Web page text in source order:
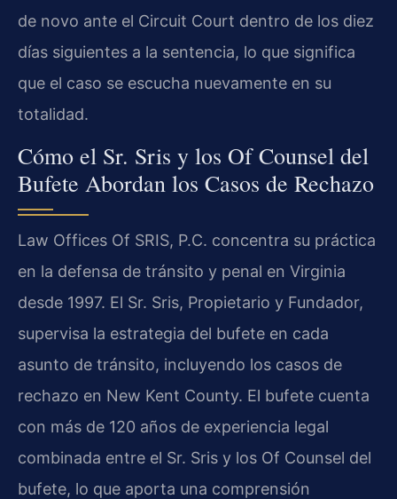
de novo ante el Circuit Court dentro de los diez
días siguientes a la sentencia, lo que significa
que el caso se escucha nuevamente en su
totalidad.
Cómo el Sr. Sris y los Of Counsel del
Bufete Abordan los Casos de Rechazo
Law Offices Of SRIS, P.C. concentra su práctica
en la defensa de tránsito y penal en Virginia
desde 1997. El Sr. Sris, Propietario y Fundador,
supervisa la estrategia del bufete en cada
asunto de tránsito, incluyendo los casos de
rechazo en New Kent County. El bufete cuenta
con más de 120 años de experiencia legal
combinada entre el Sr. Sris y los Of Counsel del
bufete, lo que aporta una comprensión